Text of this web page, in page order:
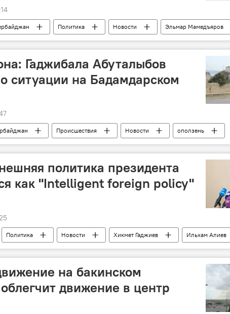
Политика Новости
Эльмар Мамедъяров
МГ ОБСЕ
Гаджибала Абуталыбов
ситуации на Бадамдарском
Происшествия Новости
оползень
политика президента
как "Intelligent foreign policy"
Политика Новости Хикмет Гаджиев Ильхам Алиев
на бакинском
движение в центр